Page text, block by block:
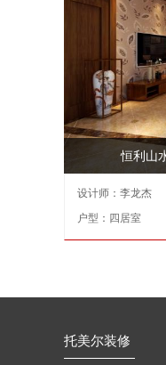
恒利山
设计师： 李龙杰
户型：四居室
托美尔装修